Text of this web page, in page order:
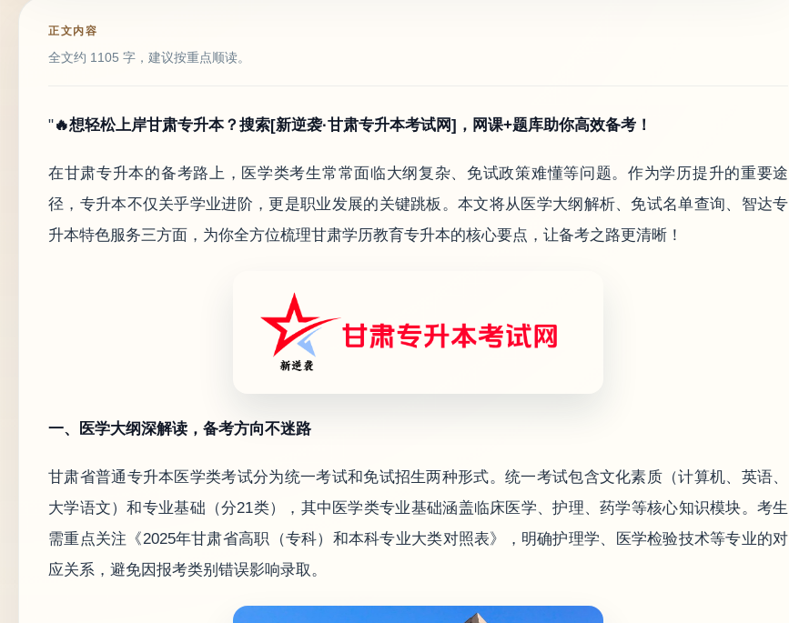
正文内容
全文约 1105 字，建议按重点顺读。
"🔥想轻松上岸甘肃专升本？搜索[新逆袭·甘肃专升本考试网]，网课+题库助你高效备考！
在甘肃专升本的备考路上，医学类考生常常面临大纲复杂、免试政策难懂等问题。作为学历提升的重要途
径，专升本不仅关乎学业进阶，更是职业发展的关键跳板。本文将从医学大纲解析、免试名单查询、智达专
升本特色服务三方面，为你全方位梳理甘肃学历教育专升本的核心要点，让备考之路更清晰！
一、医学大纲深解读，备考方向不迷路
甘肃省普通专升本医学类考试分为统一考试和免试招生两种形式。统一考试包含文化素质（计算机、英语、
大学语文）和专业基础（分21类），其中医学类专业基础涵盖临床医学、护理、药学等核心知识模块。考生
需重点关注《2025年甘肃省高职（专科）和本科专业大类对照表》，明确护理学、医学检验技术等专业的对
应关系，避免因报考类别错误影响录取。